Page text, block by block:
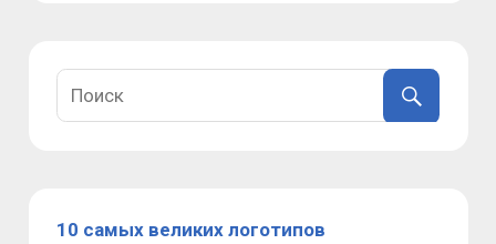
10 самых великих логотипов